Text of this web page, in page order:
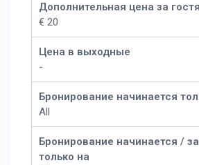
Дополнительная цена за гостя
€ 20
Цена в выходные
-
Бронирование начинается
All
Бронирование начинается /
только на